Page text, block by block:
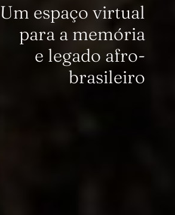
Um espaço virtual
para a memória
e legado afro-
brasileiro